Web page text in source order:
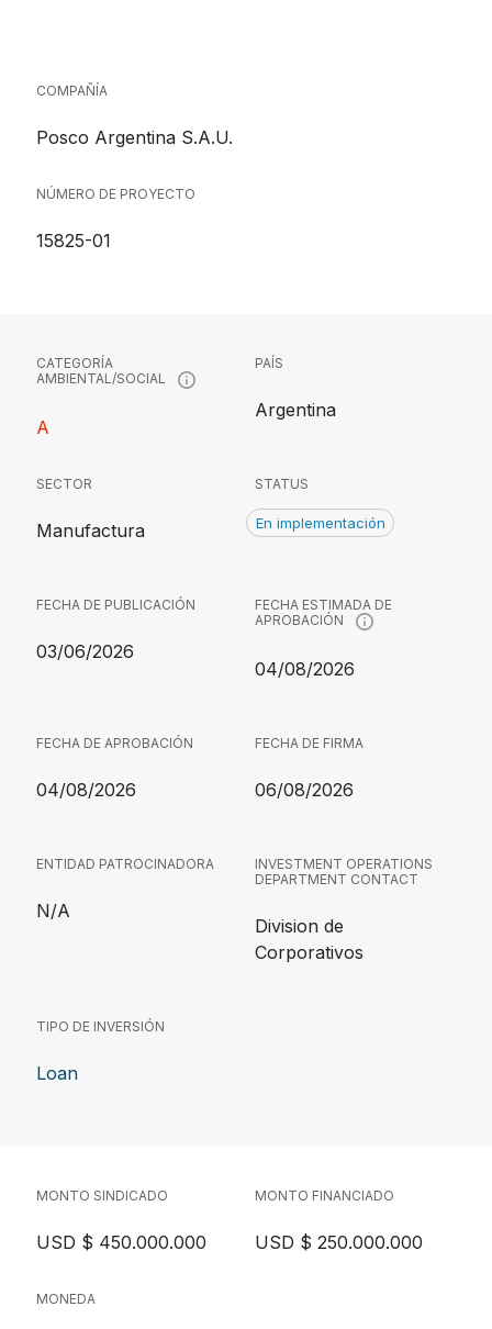
COMPAÑÍA
Posco Argentina S.A.U.
NÚMERO DE PROYECTO
15825-01
CATEGORÍA
AMBIENTAL/SOCIAL
A
PAÍS
Argentina
SECTOR
Manufactura
STATUS
En implementación
FECHA DE PUBLICACIÓN
03/06/2026
FECHA ESTIMADA DE
APROBACIÓN
04/08/2026
FECHA DE APROBACIÓN
04/08/2026
FECHA DE FIRMA
06/08/2026
ENTIDAD PATROCINADORA
N/A
INVESTMENT OPERATIONS
DEPARTMENT CONTACT
Division de
Corporativos
TIPO DE INVERSIÓN
Loan
MONTO SINDICADO
USD $ 450.000.000
MONTO FINANCIADO
USD $ 250.000.000
MONEDA